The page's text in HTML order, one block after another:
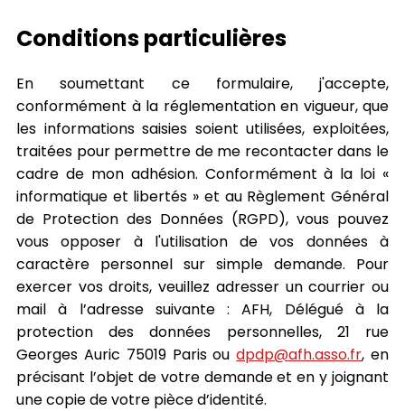
Conditions particulières
En soumettant ce formulaire, j'accepte,
conformément à la réglementation en vigueur, que
les informations saisies soient utilisées, exploitées,
traitées pour permettre de me recontacter dans le
cadre de mon adhésion. Conformément à la loi «
informatique et libertés » et au Règlement Général
de Protection des Données (RGPD), vous pouvez
vous opposer à l'utilisation de vos données à
caractère personnel sur simple demande. Pour
exercer vos droits, veuillez adresser un courrier ou
mail à l’adresse suivante : AFH, Délégué à la
protection des données personnelles, 21 rue
Georges Auric 75019 Paris oudpdp@afh.asso.fr, en
précisant l’objet de votre demande et en y joignant
une copie de votre pièce d’identité.